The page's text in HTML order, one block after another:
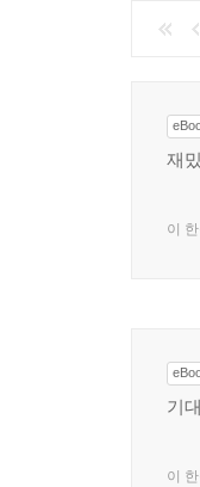
재
이
기
이